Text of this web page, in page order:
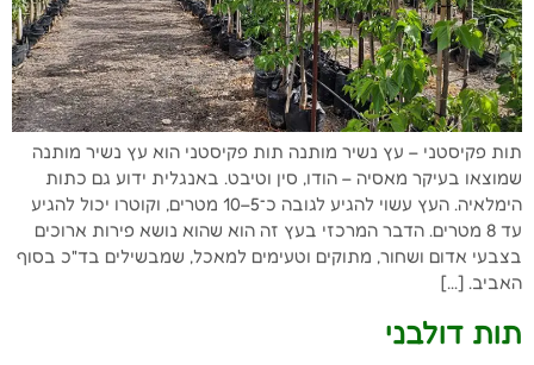
תות פקיסטני – עץ נשיר מותנה תות פקיסטני הוא עץ נשיר מותנה
שמוצאו בעיקר מאסיה – הודו, סין וטיבט. באנגלית ידוע גם כתות
הימלאיה. העץ עשוי להגיע לגובה כ־5–10 מטרים, וקוטרו יכול להגיע
עד 8 מטרים. הדבר המרכזי בעץ זה הוא שהוא נושא פירות ארוכים
בצבעי אדום ושחור, מתוקים וטעימים למאכל, שמבשילים בד"כ בסוף
האביב. […]
תות דולבני